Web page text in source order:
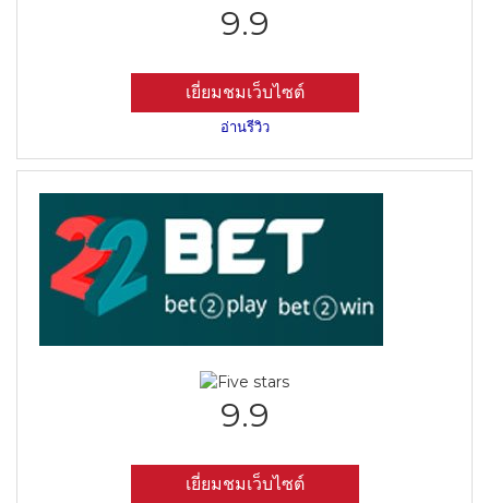
9.9
เยี่ยมชมเว็บไซต์
อ่านรีวิว
9.9
เยี่ยมชมเว็บไซต์